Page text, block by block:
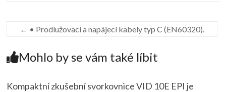
← • Prodlužovací a napájecí kabely typ C (EN60320).
Mohlo by se vám také líbit
Kompaktní zkušební svorkovnice VID 10E EPI je